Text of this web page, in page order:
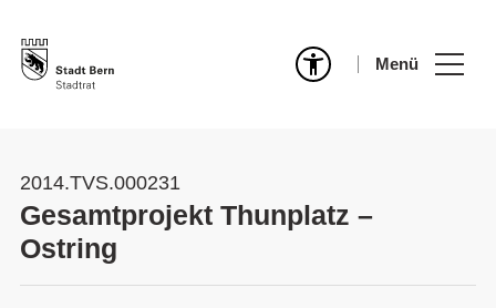
Menü
2014.TVS.000231
Gesamtprojekt Thunplatz –
Ostring